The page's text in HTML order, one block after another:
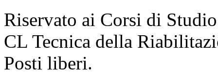
Riservato ai Corsi di
CL Tecnica della
Posti liberi.